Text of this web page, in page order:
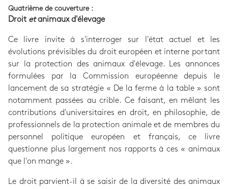
Quatrième de couverture :
Droit etanimaux d'élevage
Ce livre invite à s'interroger sur l'état actuel et les
évolutions prévisibles du droit européen et interne portant
sur la protection des animaux d'élevage. Les annonces
formulées par la Commission européenne depuis le
lancement de sa stratégie « De la ferme à la table » sont
notamment passées au crible. Ce faisant, en mêlant les
contributions d'universitaires en droit, en philosophie, de
professionnels de la protection animale et de membres du
personnel politique européen et français, ce livre
questionne plus largement nos rapports à ces « animaux
que l'on mange ».
Le droit parvient-il à se saisir de la diversité des animaux